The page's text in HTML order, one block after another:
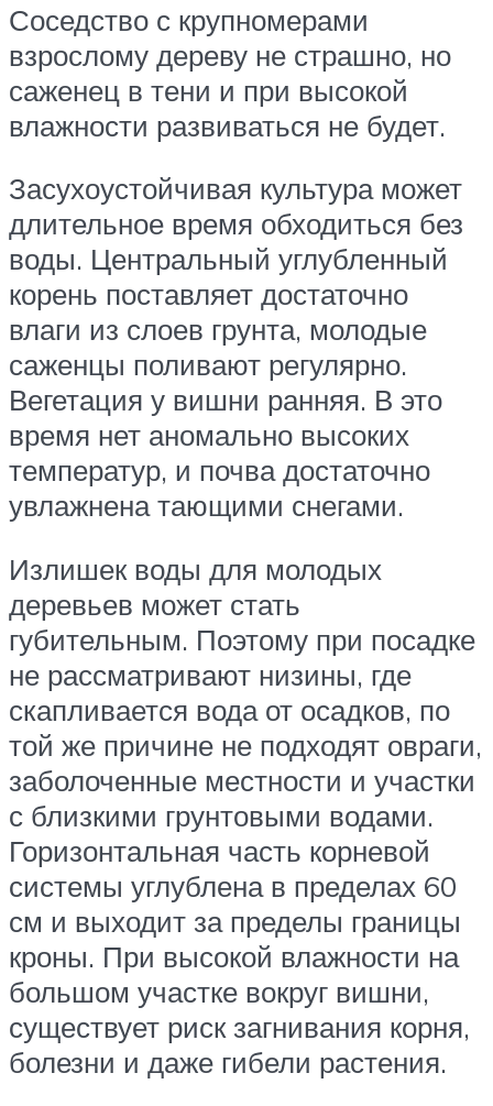
Соседство с крупномерами
взрослому дереву не страшно, но
саженец в тени и при высокой
влажности развиваться не будет.
Засухоустойчивая культура может
длительное время обходиться без
воды. Центральный углубленный
корень поставляет достаточно
влаги из слоев грунта, молодые
саженцы поливают регулярно.
Вегетация у вишни ранняя. В это
время нет аномально высоких
температур, и почва достаточно
увлажнена тающими снегами.
Излишек воды для молодых
деревьев может стать
губительным. Поэтому при посадке
не рассматривают низины, где
скапливается вода от осадков, по
той же причине не подходят овраги,
заболоченные местности и участки
с близкими грунтовыми водами.
Горизонтальная часть корневой
системы углублена в пределах 60
см и выходит за пределы границы
кроны. При высокой влажности на
большом участке вокруг вишни,
существует риск загнивания корня,
болезни и даже гибели растения.